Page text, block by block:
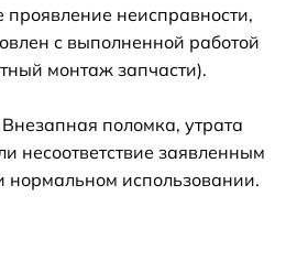
проявление неисправности,
с выполненной работой
монтаж запчасти).
поломка, утрата
несоответствие заявленным
нормальном использовании.